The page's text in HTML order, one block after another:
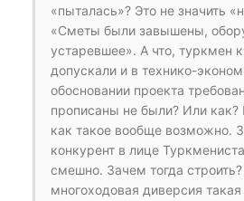
«пыталась»? Это не значить
«Сметы были завышены,
устаревшее». А что, туркмен
допускали и в технико-
обосновании проекта
прописаны не были? Или как?
как такое вообще возможно.
конкурент в лице
смешно. Зачем тогда
многоходовая диверсия